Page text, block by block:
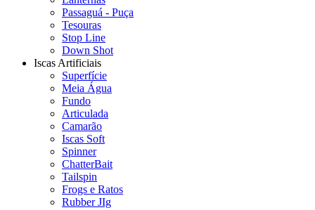
Passaguá - Puça
Tesouras
Stop Line
Down Shot
Iscas Artificiais
Superfície
Meia Água
Fundo
Articulada
Camarão
Iscas Soft
Spinner
ChatterBait
Tailspin
Frogs e Ratos
Rubber JIg